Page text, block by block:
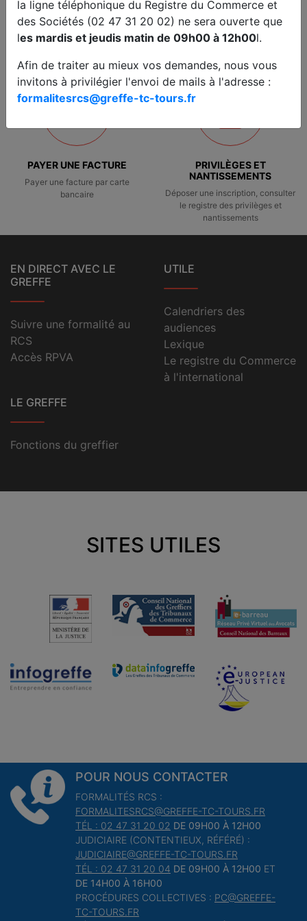
PRISE DE RENDEZ-VOUS
Prise de rendez-vous en ligne
ACCÈS RÉSERVÉ
Accès réservé
PAYER UNE FACTURE
Payer une facture par carte
bancaire
PRIVILÈGES ET
NANTISSEMENTS
Déposer une inscription, consulter
le registre des privilèges et
nantissements
EN DIRECT AVEC LE
GREFFE
Suivre une formalité au
RCS
Accès RPVA
UTILE
Calendriers des
audiences
Lexique
Le registre du Commerce
à l'international
LE GREFFE
Fonctions du greffier
SITES UTILES
POUR NOUS CONTACTER
FORMALITÉS RCS :
FORMALITESRCS@GREFFE-TC-TOURS.FR
TÉL : 02 47 31 20 02 DE 09H00 À 12H00
JUDICIAIRE (CONTENTIEUX, RÉFÉRÉ) :
JUDICIAIRE@GREFFE-TC-TOURS.FR
TÉL : 02 47 31 20 04 DE 09H00 À 12H00 ET
DE 14H00 À 16H00
PROCÉDURES COLLECTIVES : PC@GREFFE-
TC-TOURS.FR
la ligne téléphonique du Registre du Commerce et
des Sociétés (02 47 31 20 02) ne sera ouverte que
les mardis et jeudis matin de 09h00 à 12h00l.
Afin de traiter au mieux vos demandes, nous vous
invitons à privilégier l'envoi de mails à l'adresse :
formalitesrcs@greffe-tc-tours.fr